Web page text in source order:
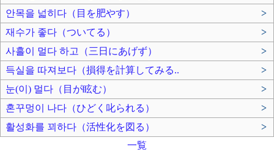
안목을 넓히다（目を肥やす）
>
재수가 좋다（ついてる）
>
사흘이 멀다 하고（三日にあげず）
>
득실을 따져보다（損得を計算してみる..
>
눈(이) 멀다（目が眩む）
>
혼꾸멍이 나다（ひどく叱られる）
>
활성화를 꾀하다（活性化を図る）
>
一覧